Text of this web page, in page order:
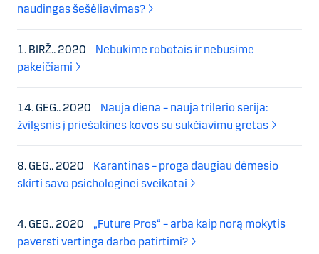
naudingas šešėliavimas?
1. BIRŽ.. 2020
Nebūkime robotais ir nebūsime
pakeičiami
14. GEG.. 2020
Nauja diena – nauja trilerio serija:
žvilgsnis į priešakines kovos su sukčiavimu gretas
8. GEG.. 2020
Karantinas – proga daugiau dėmesio
skirti savo psichologinei sveikatai
4. GEG.. 2020
„Future Pros“ – arba kaip norą mokytis
paversti vertinga darbo patirtimi?